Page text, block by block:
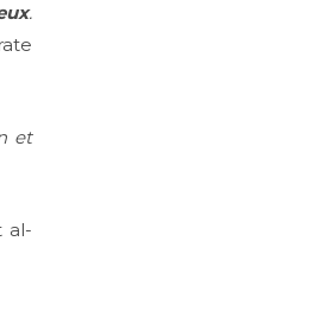
.
et
al-